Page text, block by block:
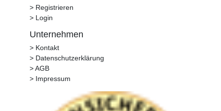
> Registrieren
> Login
Unternehmen
> Kontakt
> Datenschutzerklärung
> AGB
> Impressum